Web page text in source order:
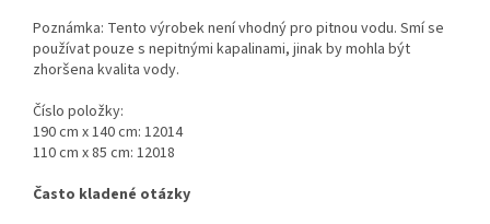
Poznámka: Tento výrobek není vhodný pro pitnou vodu. Smí se
používat pouze s nepitnými kapalinami, jinak by mohla být
zhoršena kvalita vody.
Číslo položky:
190 cm x 140 cm: 12014
110 cm x 85 cm: 12018
Často kladené otázky